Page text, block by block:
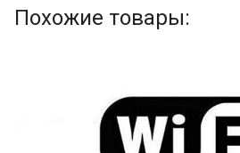
Похожие товары: